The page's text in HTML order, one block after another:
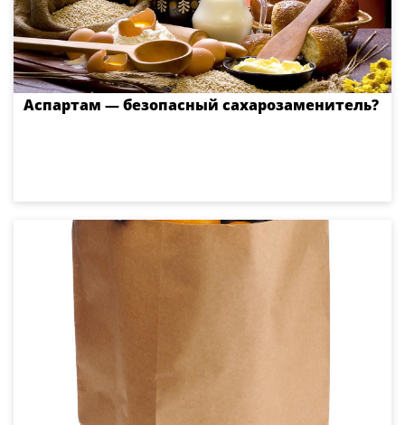
Аспартам — безопасный сахарозаменитель?